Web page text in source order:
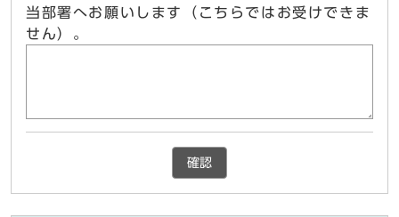
当部署へお願いします（こちらではお受けできま
せん）。
確認